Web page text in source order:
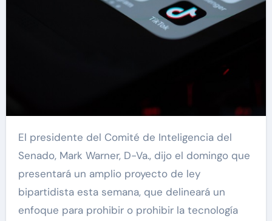
El presidente del Comité de Inteligencia del
Senado, Mark Warner, D-Va., dijo el domingo que
presentará un amplio proyecto de ley
bipartidista esta semana, que delineará un
enfoque para prohibir o prohibir la tecnología